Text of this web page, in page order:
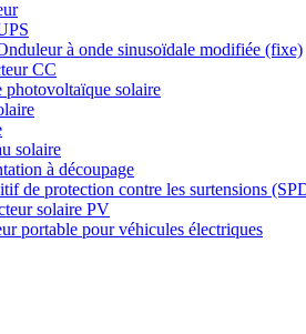
à onde sinusoïdale modifiée (fixe)
CC
photovoltaïque solaire
solaire
à découpage
de protection contre les surtensions
solaire PV
portable pour véhicules électriques